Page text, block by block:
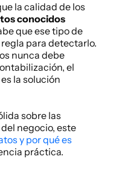
la calidad de los
conocidos
que ese tipo de
para detectarlo.
nunca debe
el
la solución
sobre las
negocio, este
y por qué es
práctica.